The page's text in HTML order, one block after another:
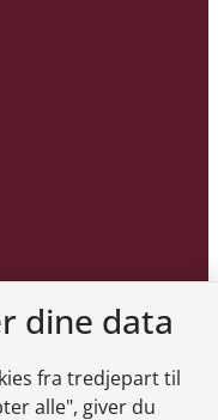
dine data
fra tredjepart til
alle", giver du